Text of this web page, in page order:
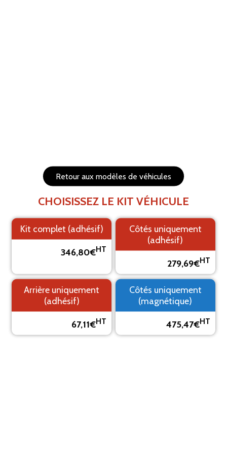
Retour aux modèles de véhicules
CHOISISSEZ LE KIT VÉHICULE
Kit complet (adhésif)
346,80€HT
Côtés uniquement
(adhésif)
279,69€HT
Arrière uniquement
(adhésif)
67,11€HT
Côtés uniquement
(magnétique)
475,47€HT
1. Fond 2. Logo 3. Texte 4. Aperçu
PRÉVISUALISEZ VOTRE MARQUAGE ADHÉSIF
Le visuel est un aperçu, il peut varier du résultat final